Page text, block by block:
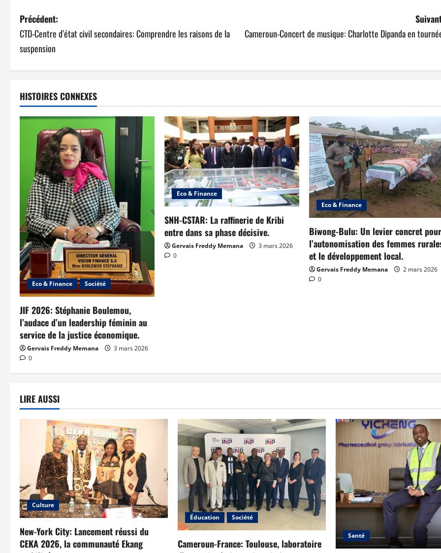
Précédent:
CTD-Centre d’état civil secondaires: Comprendre les raisons de la
suspension
Cameroun-Concert de musique: Charlotte Dipanda en
HISTOIRES CONNEXES
Eco & Finance Société
JIF 2026: Stéphanie Boulemou,
l’audace d’un leadership féminin au
service de la justice économique.
Gervais Freddy Memana
3 mars 2026
0
Eco & Finance
SNH-CSTAR: La raffinerie de Kribi
entre dans sa phase décisive.
Gervais Freddy Memana
3 mars 2026
0
Eco & Finance
Biwong-Bulu: Un levier concret
l’autonomisation des femmes
et le développement local.
Gervais Freddy Memana
2 mars 2026
0
LIRE AUSSI
Culture
New-York City: Lancement réussi du
CEKA 2026, la communauté Ekang
Éducation Société
Cameroun-France: Toulouse, laboratoire
Santé